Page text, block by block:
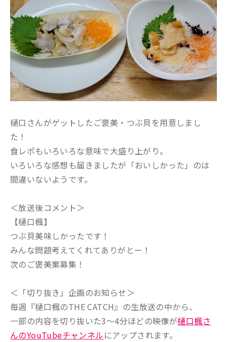
樋口さんがゲットしたご褒美・つぶ貝を用意しまし
た！
食レポもいろいろな意味で大盛り上がり。
いろいろな感想も届きましたが「おいしかった」のは
間違いないようです。
＜放送後コメント＞
【樋口楓】
つぶ貝美味しかったです！
みんな問題考えてくれてありがとー！
次のご褒美案募集！
＜「切り抜き」企画のお知らせ＞
毎週『樋口楓のTHE CATCH』の生放送の中から、
一部の内容を切り抜いた3～4分ほどの映像が樋口楓さ
んのYouTubeチャンネルにアップされます。